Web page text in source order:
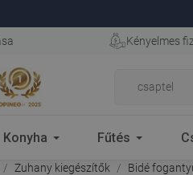
Kényelmes
Konyha Fűtés
Zuhany kiegészítők Bidé